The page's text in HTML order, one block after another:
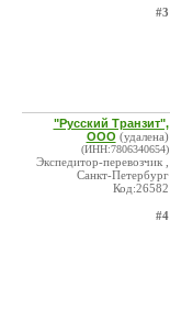
#3
"Русский Транзит",
ООО (удалена)
(ИНН:7806340654)
Экспедитор-перевозчик ,
Санкт-Петербург
Код:26582
#4